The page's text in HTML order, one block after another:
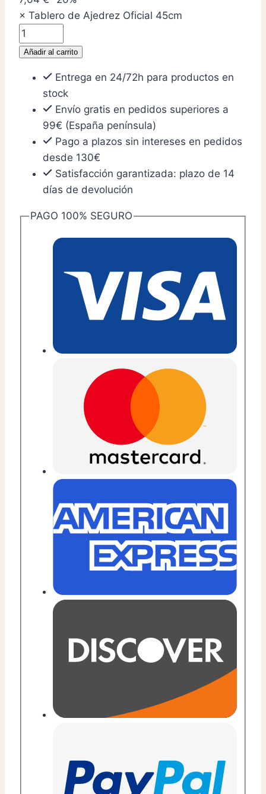
× Tablero de Ajedrez Oficial 45cm
Tablero
de
Oficial
45cm
cantidad
Añadir al carrito
Entrega en 24/72h para productos en
stock
Envío gratis en pedidos superiores a
99€ (España península)
Pago a plazos sin intereses en pedidos
desde 130€
Satisfacción garantizada: plazo de 14
días de devolución
PAGO 100% SEGURO